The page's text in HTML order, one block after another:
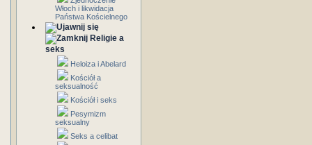
Włoch i likwidacja
Państwa Kościelnego
Religie a
seks
Heloiza i Abelard
Kościół a
seksualność
Kościół i seks
Pesymizm
seksualny
Seks a celibat